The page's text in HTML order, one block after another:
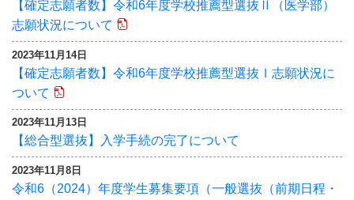
【確定志願者数】令和6年度学校推薦型選抜Ⅱ（医学部）
志願状況について
2023年11月14日
【確定志願者数】令和6年度学校推薦型選抜Ⅰ志願状況に
ついて
2023年11月13日
【総合型選抜】入学手続の完了について
2023年11月8日
令和6（2024）年度学生募集要項（一般選抜（前期日程・